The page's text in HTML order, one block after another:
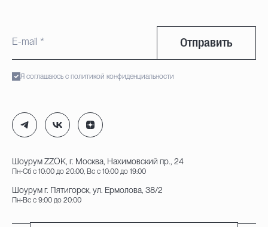
Отправить
Я соглашаюсь с политикой конфиденциальности
Шоурум ZZOK, г. Москва, Нахимовский пр., 24
Пн-Сб с 10:00 до 20:00, Вс с 10:00 до 19:00
Шоурум г. Пятигорск, ул. Ермолова, 38/2
Пн-Вс с 9:00 до 20:00